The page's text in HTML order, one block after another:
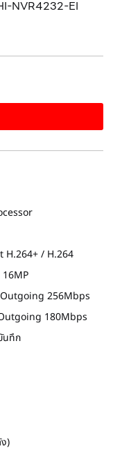
NVR4232-EI
H.264+ / H.264
16MP
256Mbps
180Mbps
นทึก
)